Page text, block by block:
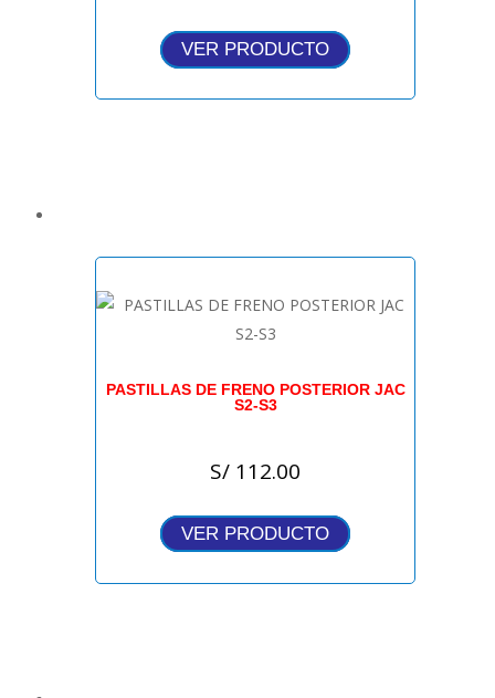
VER PRODUCTO
PASTILLAS DE FRENO POSTERIOR JAC
S2-S3
S/ 112.00
VER PRODUCTO